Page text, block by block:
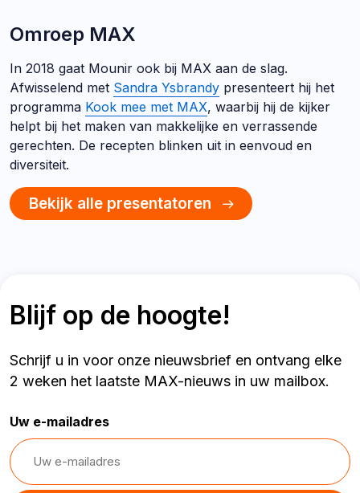
Omroep MAX
In 2018 gaat Mounir ook bij MAX aan de slag.
Afwisselend met Sandra Ysbrandy presenteert hij het
programma Kook mee met MAX, waarbij hij de kijker
helpt bij het maken van makkelijke en verrassende
gerechten. De recepten blinken uit in eenvoud en
diversiteit.
Bekijk alle presentatoren
Blijf op de hoogte!
Schrijf u in voor onze nieuwsbrief en ontvang elke
2 weken het laatste MAX-nieuws in uw mailbox.
Uw e-mailadres